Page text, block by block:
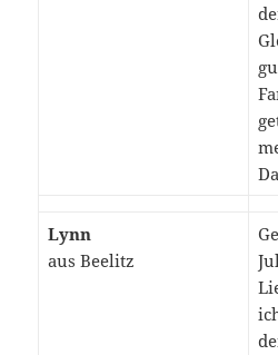
Lynn
aus Beelitz